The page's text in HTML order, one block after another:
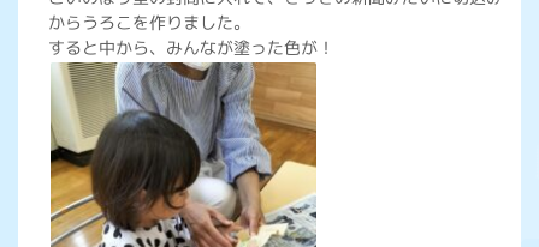
からうろこを作りました。
すると中から、みんなが塗った色が！